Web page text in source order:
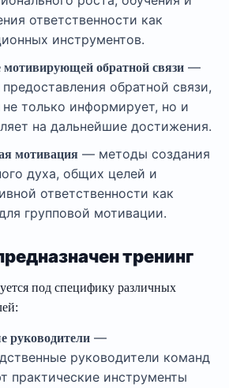
ответственности как
инструментов.
мотивирующей обратной связи —
обратной связи,
не только информирует, но и
на дальнейшие достижения.
мотивация — методы создания
духа, общих целей и
ответственности как
групповой мотивации.
тренинг
под специфику различных
руководители —
руководители команд
практические инструменты